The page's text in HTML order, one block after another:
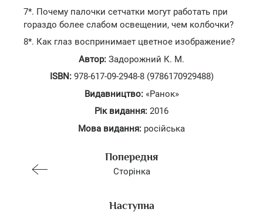
7*. Почему палочки сетчатки могут работать при
гораздо более слабом освещении, чем колбочки?
8*. Как глаз воспринимает цветное изображение?
Автор: Задорожний К. М.
ISBN:978-617-09-2948-8 (9786170929488)
Видавництво:«Ранок»
Рік видання: 2016
Мова видання: російська
Попередня
Сторінка
Наступна